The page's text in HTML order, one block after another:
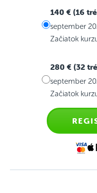
140 € (16
september
Začiatok
280 € (32
september
Začiatok